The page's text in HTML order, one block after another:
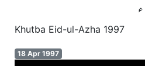
Khutba Eid-ul-Azha 1997
18 Apr 1997